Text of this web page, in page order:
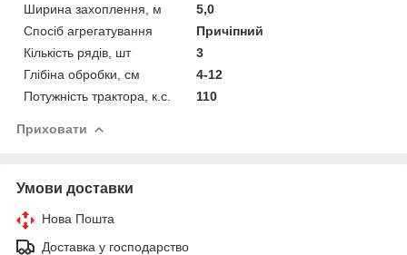
Ширина захоплення, м
5,0
Спосіб агрегатування
Причіпний
Кількість рядів, шт
3
Глібіна обробки, см
4-12
Потужність трактора, к.с.
110
Приховати
Умови доставки
Нова Пошта
Доставка у господарство